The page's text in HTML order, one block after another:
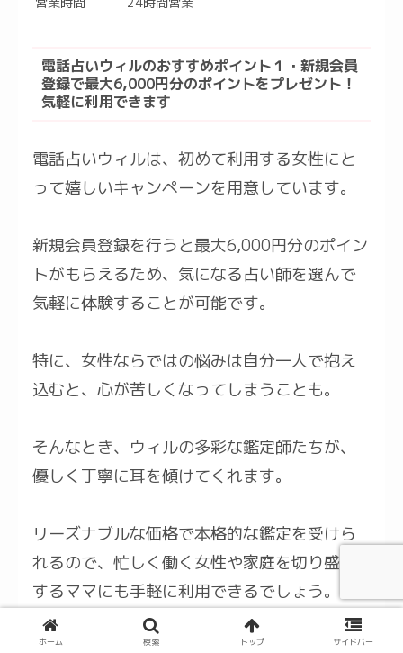
電話占いウィルのおすすめポイント１・新規会員
登録で最大6,000円分のポイントをプレゼント！
気軽に利用できます
電話占いウィルは、初めて利用する女性にと
って嬉しいキャンペーンを用意しています。
新規会員登録を行うと最大6,000円分のポイン
トがもらえるため、気になる占い師を選んで
気軽に体験することが可能です。
特に、女性ならではの悩みは自分一人で抱え
込むと、心が苦しくなってしまうことも。
そんなとき、ウィルの多彩な鑑定師たちが、
優しく丁寧に耳を傾けてくれます。
リーズナブルな価格で本格的な鑑定を受けら
れるので、忙しく働く女性や家庭を切り盛り
するママにも手軽に利用できるでしょう。
ホーム 検索 トップ サイドバー